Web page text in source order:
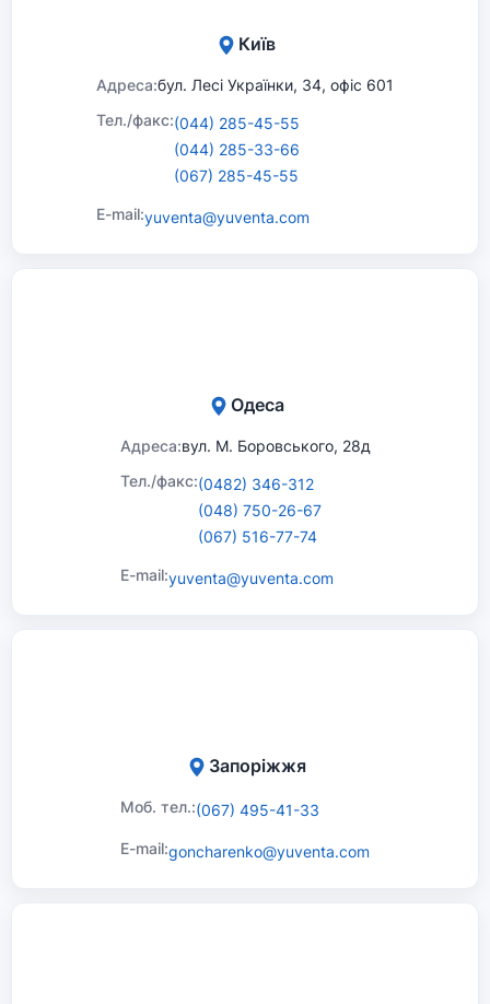
Київ
Адреса:бул. Лесі Українки, 34, офіс 601
Тел./факс:(044) 285-45-55
(044) 285-33-66
(067) 285-45-55
E-mail:yuventa@yuventa.com
Одеса
Адреса:вул. М. Боровського, 28д
Тел./факс:(0482) 346-312
(048) 750-26-67
(067) 516-77-74
E-mail:yuventa@yuventa.com
Запоріжжя
Моб. тел.:(067) 495-41-33
E-mail:goncharenko@yuventa.com